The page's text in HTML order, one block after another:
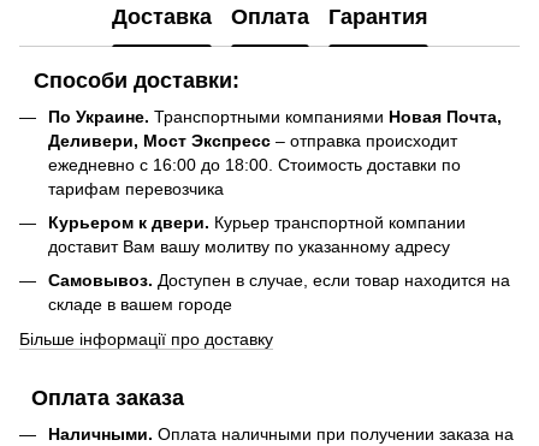
Доставка Оплата Гарантия
Способи доставки:
По Украине. Транспортными компаниями Новая Почта,
Деливери, Мост Экспресс – отправка происходит
ежедневно с 16:00 до 18:00. Стоимость доставки по
тарифам перевозчика
Курьером к двери. Курьер транспортной компании
доставит Вам вашу молитву по указанному адресу
Самовывоз. Доступен в случае, если товар находится на
складе в вашем городе
Більше інформації про доставку
Оплата заказа
Наличными. Оплата наличными при получении заказа на